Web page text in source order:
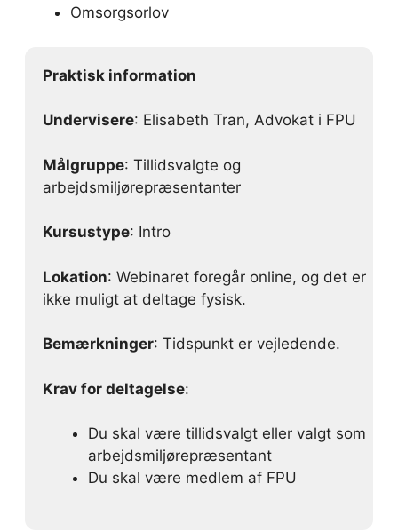
Omsorgsorlov
Praktisk information
Undervisere: Elisabeth Tran, Advokat i FPU
Målgruppe: Tillidsvalgte og
arbejdsmiljørepræsentanter
Kursustype: Intro
Lokation: Webinaret foregår online, og det er
ikke muligt at deltage fysisk.
Bemærkninger: Tidspunkt er vejledende.
Krav for deltagelse:
Du skal være tillidsvalgt eller valgt som
arbejdsmiljørepræsentant
Du skal være medlem af FPU